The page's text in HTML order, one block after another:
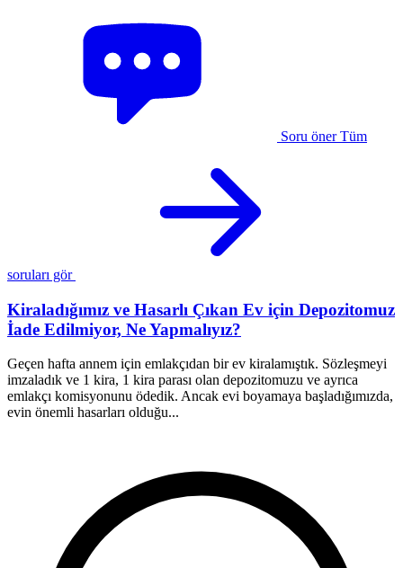
Soru öner Tüm
soruları gör
Kiraladığımız ve Hasarlı Çıkan Ev için Depozitomuz
İade Edilmiyor, Ne Yapmalıyız?
Geçen hafta annem için emlakçıdan bir ev kiralamıştık. Sözleşmeyi
imzaladık ve 1 kira, 1 kira parası olan depozitomuzu ve ayrıca
emlakçı komisyonunu ödedik. Ancak evi boyamaya başladığımızda,
evin önemli hasarları olduğu...